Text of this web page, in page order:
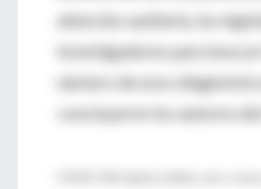
atención sanitaria, los
investigadores para
número de esos
concluyeron los autores